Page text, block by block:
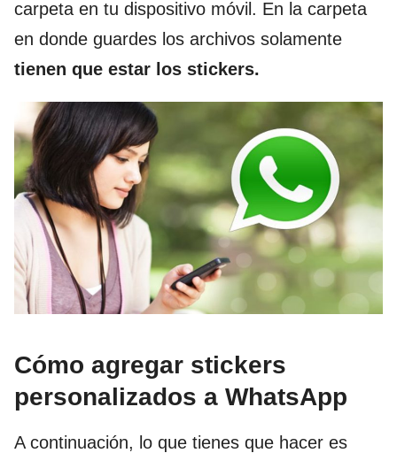
carpeta en tu dispositivo móvil. En la carpeta
en donde guardes los archivos solamente
tienen que estar los stickers.
Cómo agregar stickers
personalizados a WhatsApp
A continuación, lo que tienes que hacer es